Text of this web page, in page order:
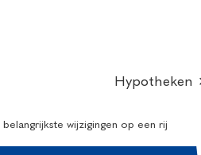
Hypotheken
wijzigingen op een rij